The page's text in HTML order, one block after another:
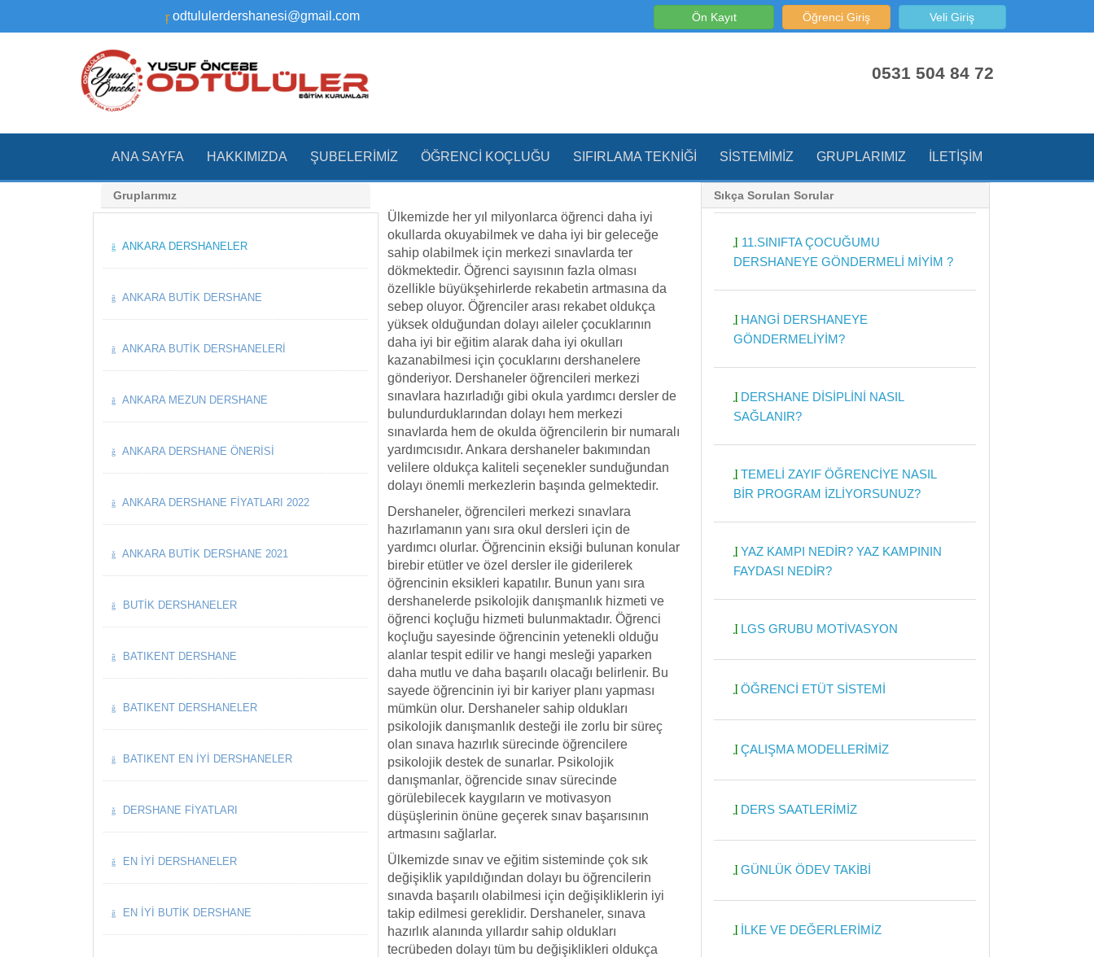
odtululerdershanesi@gmail.com Ön Kayıt Öğrenci Giriş Veli Giriş
0531 504 84 72
ANA SAYFA HAKKIMIZDA ŞUBELERIMIZ ÖĞRENCI KOÇLUĞU SIFIRLAMA TEKNIĞI SISTEMIMIZ GRUPLARIMIZ İLETIŞIM
Gruplarımız
ANKARA DERSHANELER
ANKARA BUTIK DERSHANE
ANKARA BUTIK DERSHANELERI
ANKARA MEZUN DERSHANE
ANKARA DERSHANE ÖNERISI
ANKARA DERSHANE FIYATLARI 2022
ANKARA BUTIK DERSHANE 2021
BUTIK DERSHANELER
BATIKENT DERSHANE
BATIKENT DERSHANELER
BATIKENT EN İYI DERSHANELER
DERSHANE FIYATLARI
EN İYI DERSHANELER
EN İYI BUTIK DERSHANE
Ülkemizde her yıl milyonlarca öğrenci daha iyi
okullarda okuyabilmek ve daha iyi bir geleceğe
sahip olabilmek için merkezi sınavlarda ter
dökmektedir. Öğrenci sayısının fazla olması
özellikle büyükşehirlerde rekabetin artmasına da
sebep oluyor. Öğrenciler arası rekabet oldukça
yüksek olduğundan dolayı aileler çocuklarının
daha iyi bir eğitim alarak daha iyi okulları
kazanabilmesi için çocuklarını dershanelere
gönderiyor. Dershaneler öğrencileri merkezi
sınavlara hazırladığı gibi okula yardımcı dersler de
bulundurduklarından dolayı hem merkezi
sınavlarda hem de okulda öğrencilerin bir numaralı
yardımcısıdır. Ankara dershaneler bakımından
velilere oldukça kaliteli seçenekler sunduğundan
dolayı önemli merkezlerin başında gelmektedir.
Dershaneler, öğrencileri merkezi sınavlara
hazırlamanın yanı sıra okul dersleri için de
yardımcı olurlar. Öğrencinin eksiği bulunan konular
birebir etütler ve özel dersler ile giderilerek
öğrencinin eksikleri kapatılır. Bunun yanı sıra
dershanelerde psikolojik danışmanlık hizmeti ve
öğrenci koçluğu hizmeti bulunmaktadır. Öğrenci
koçluğu sayesinde öğrencinin yetenekli olduğu
alanlar tespit edilir ve hangi mesleği yaparken
daha mutlu ve daha başarılı olacağı belirlenir. Bu
sayede öğrencinin iyi bir kariyer planı yapması
mümkün olur. Dershaneler sahip oldukları
psikolojik danışmanlık desteği ile zorlu bir süreç
olan sınava hazırlık sürecinde öğrencilere
psikolojik destek de sunarlar. Psikolojik
danışmanlar, öğrencide sınav sürecinde
görülebilecek kaygıların ve motivasyon
düşüşlerinin önüne geçerek sınav başarısının
artmasını sağlarlar.
Ülkemizde sınav ve eğitim sisteminde çok sık
değişiklik yapıldığından dolayı bu öğrencilerin
sınavda başarılı olabilmesi için değişikliklerin iyi
takip edilmesi gereklidir. Dershaneler, sınava
hazırlık alanında yıllardır sahip oldukları
tecrübeden dolayı tüm bu değişiklikleri oldukça
Sıkça Sorulan Sorular
11.SINIFTA ÇOCUĞUMU
DERSHANEYE GÖNDERMELİ MİYİM ?
HANGİ DERSHANEYE
GÖNDERMELİYİM?
DERSHANE DİSİPLİNİ NASIL
SAĞLANIR?
TEMELİ ZAYIF ÖĞRENCİYE NASIL
BİR PROGRAM İZLİYORSUNUZ?
YAZ KAMPI NEDİR? YAZ KAMPININ
FAYDASI NEDİR?
LGS GRUBU MOTİVASYON
ÖĞRENCİ ETÜT SİSTEMİ
ÇALIŞMA MODELLERİMİZ
DERS SAATLERİMİZ
GÜNLÜK ÖDEV TAKİBİ
İLKE VE DEĞERLERİMİZ